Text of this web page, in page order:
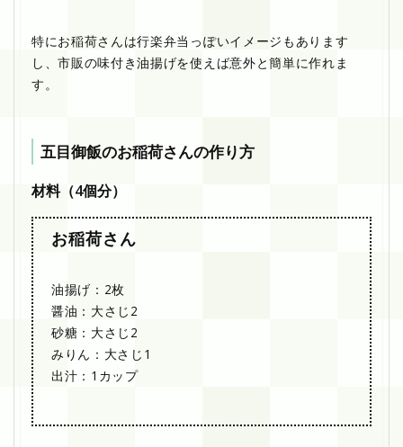
特にお稲荷さんは行楽弁当っぽいイメージもあります
し、市販の味付き油揚げを使えば意外と簡単に作れま
す。
五目御飯のお稲荷さんの作り方
材料（4個分）
お稲荷さん
油揚げ：2枚
醤油：大さじ2
砂糖：大さじ2
みりん：大さじ1
出汁：1カップ